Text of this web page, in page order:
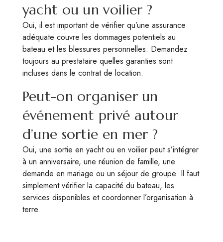
yacht ou un voilier ?
Oui, il est important de vérifier qu’une assurance
adéquate couvre les dommages potentiels au
bateau et les blessures personnelles. Demandez
toujours au prestataire quelles garanties sont
incluses dans le contrat de location.
Peut-on organiser un
événement privé autour
d’une sortie en mer ?
Oui, une sortie en yacht ou en voilier peut s’intégrer
à un anniversaire, une réunion de famille, une
demande en mariage ou un séjour de groupe. Il faut
simplement vérifier la capacité du bateau, les
services disponibles et coordonner l’organisation à
terre.